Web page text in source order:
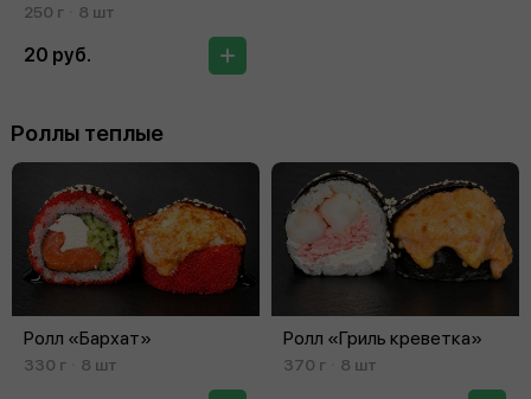
250 г 8 шт
20 руб.
Роллы теплые
Ролл «Бархат»
330 г 8 шт
Ролл «Гриль креветка»
370 г 8 шт